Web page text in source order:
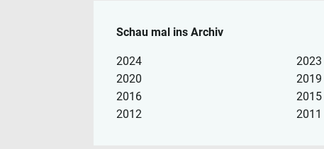
Schau mal ins Archiv
2024 2023
2020
2019
2016
2015
2012
2011